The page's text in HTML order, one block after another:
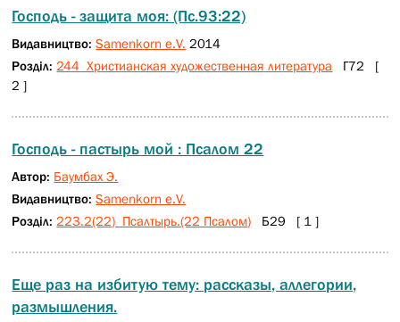
Господь - защита моя: (Пс.93:22)
Видавництво:Samenkorn e.V. 2014
Розділ: 244 Христианская художественная литература Г72 [
2 ]
Господь - пастырь мой : Псалом 22
Автор: Баумбах Э.
Видавництво:Samenkorn e.V.
Розділ: 223.2(22) Псалтырь.(22 Псалом) Б29 [ 1 ]
Еще раз на избитую тему: рассказы, аллегории,
размышления.